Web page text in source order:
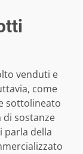
venduti e
come
sottolineato
di sostanze
parla della